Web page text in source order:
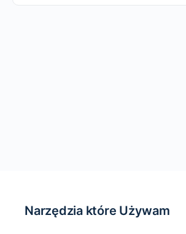
Narzędzia które Używam